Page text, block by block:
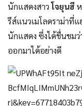
นักแสดงสาวโจยุนฮี
รีส์แนวเมโลดราม่าที่
นักแสดง ซึ่งได้ชื่นชม
ออกมาได้อย่างดี